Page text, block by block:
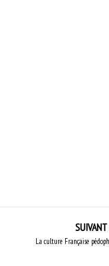
SUIVANT
La culture Française